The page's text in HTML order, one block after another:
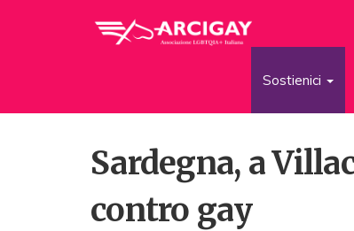
Sostienici
Sardegna, a
contro gay